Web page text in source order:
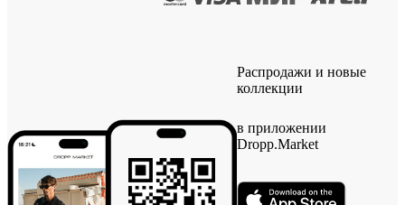
Распродажи и новые
коллекции
в приложении
Dropp.Market